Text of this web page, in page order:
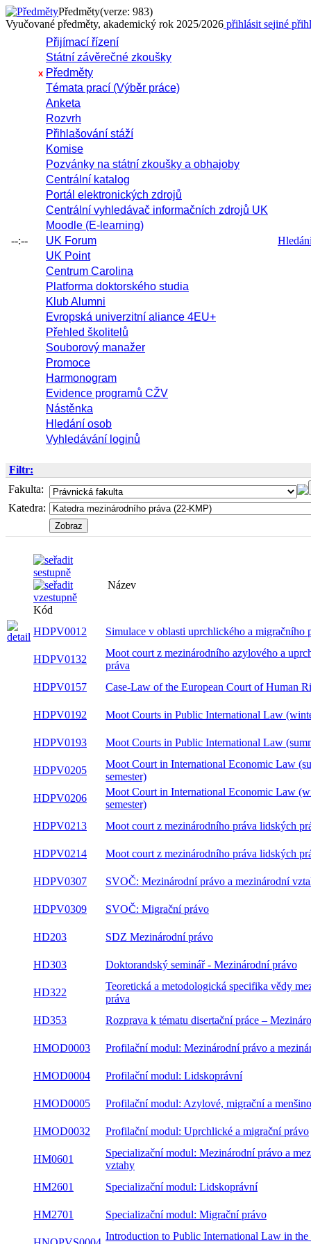
Předměty(verze: 983)
Vyučované předměty, akademický rok 2025/2026 přihlásit sejiné
--:--
Přijímací řízení
Státní závěrečné zkoušky
x Předměty
Témata prací (Výběr práce)
Anketa
Rozvrh
Přihlašování stáží
Komise
Pozvánky na státní zkoušky a obhajoby
Centrální katalog
Portál elektronických zdrojů
Centrální vyhledávač informačních zdrojů UK
Moodle (E-learning)
UK Forum
UK Point
Centrum Carolina
Platforma doktorského studia
Klub Alumni
Evropská univerzitní aliance 4EU+
Přehled školitelů
Souborový manažer
Promoce
Harmonogram
Evidence programů CŽV
Nástěnka
Hledání osob
Vyhledávání loginů
Filtr:
Fakulta:
Katedra:
Kód
HDPV0012 Simulace v oblasti uprchlického a migračního
HDPV0132
Moot court z mezinárodního azylového a
uprchlického práva
HDPV0157
Case-Law of the European Court of Human
HDPV0192
Moot Courts in Public International Law
semester)
HDPV0193
Moot Courts in Public International Law
semester)
HDPV0205
Moot Court in International Economic Law
semester)
HDPV0206
Moot Court in International Economic Law
semester)
HDPV0213
Moot court z mezinárodního práva lidských
HDPV0214 Moot court z mezinárodního práva lidských
HDPV0307 SVOČ: Mezinárodní právo a mezinárodní
HDPV0309 SVOČ: Migrační právo
HD203 SDZ Mezinárodní právo
HD303 Doktorandský seminář - Mezinárodní právo
HD322
Teoretická a metodologická specifika vědy
mezinárodního práva
HD353
Rozprava k tématu disertační práce –
právo
HMOD0003
Profilační modul: Mezinárodní právo a
vztahy
HMOD0004
Profilační modul: Lidskoprávní
HMOD0005
Profilační modul: Azylové, migrační a
právo
HMOD0032
Profilační modul: Uprchlické a migrační právo
HM0601
Specializační modul: Mezinárodní právo a
mezinárodní vztahy
HM2601
Specializační modul: Lidskoprávní
HM2701 Specializační modul: Migrační právo
Introduction to Public International Law in the